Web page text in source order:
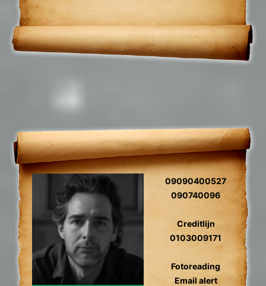
foto reading.
09090400527
090740096
Creditlijn
0103009171
Fotoreading
Email alert